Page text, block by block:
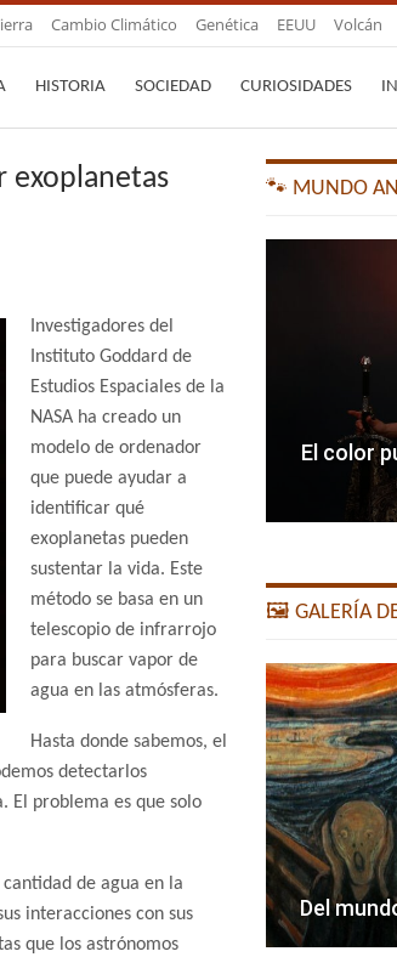
Cambio Climático Genética EEUU Volcán
HISTORIA SOCIEDAD CURIOSIDADES
exoplanetas
Investigadores del
Instituto Goddard de
Estudios Espaciales de la
NASA ha creado un
modelo de ordenador
que puede ayudar a
identificar qué
exoplanetas pueden
sustentar la vida. Este
método se basa en un
telescopio de infrarrojo
para buscar vapor de
agua en las atmósferas.
Hasta donde sabemos, el
detectarlos
El problema es que solo
de agua en la
interacciones con sus
que los astrónomos
🐾 MUNDO
El color
🖼️ GALERÍA
Del